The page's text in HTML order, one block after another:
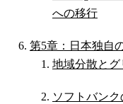
への移行
第5章：日本独自
地域分散と
ソフトバンク